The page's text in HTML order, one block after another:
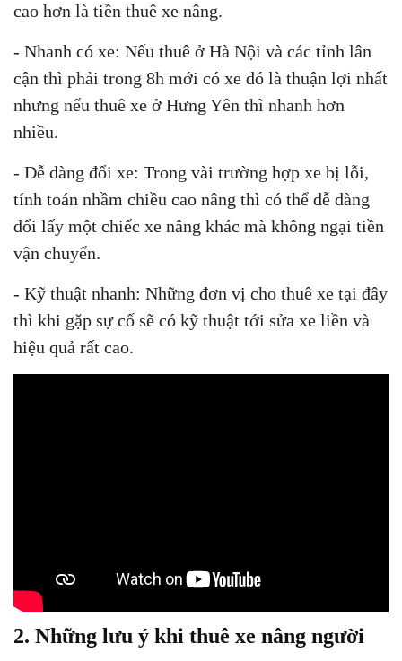
cao hơn là tiền thuê xe nâng.
- Nhanh có xe: Nếu thuê ở Hà Nội và các tỉnh lân
cận thì phải trong 8h mới có xe đó là thuận lợi nhất
nhưng nếu thuê xe ở Hưng Yên thì nhanh hơn
nhiều.
- Dễ dàng đổi xe: Trong vài trường hợp xe bị lỗi,
tính toán nhầm chiều cao nâng thì có thể dễ dàng
đổi lấy một chiếc xe nâng khác mà không ngại tiền
vận chuyển.
- Kỹ thuật nhanh: Những đơn vị cho thuê xe tại đây
thì khi gặp sự cố sẽ có kỹ thuật tới sửa xe liền và
hiệu quả rất cao.
2. Những lưu ý khi thuê xe nâng người